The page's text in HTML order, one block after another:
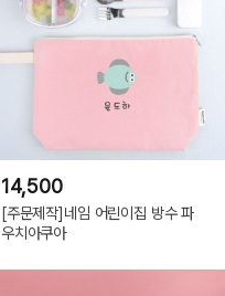
14,500
[주문제작]네임 어린이집 방수 파
우치아쿠아